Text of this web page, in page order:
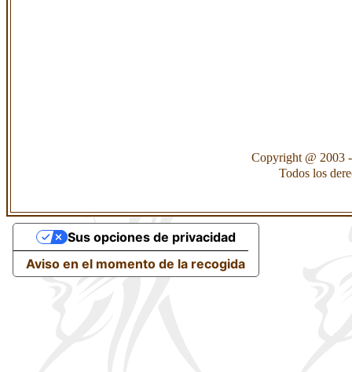
Copyright @ 2003
Todos los
Aviso en el momento de la recogida
Sus opciones de privacidad